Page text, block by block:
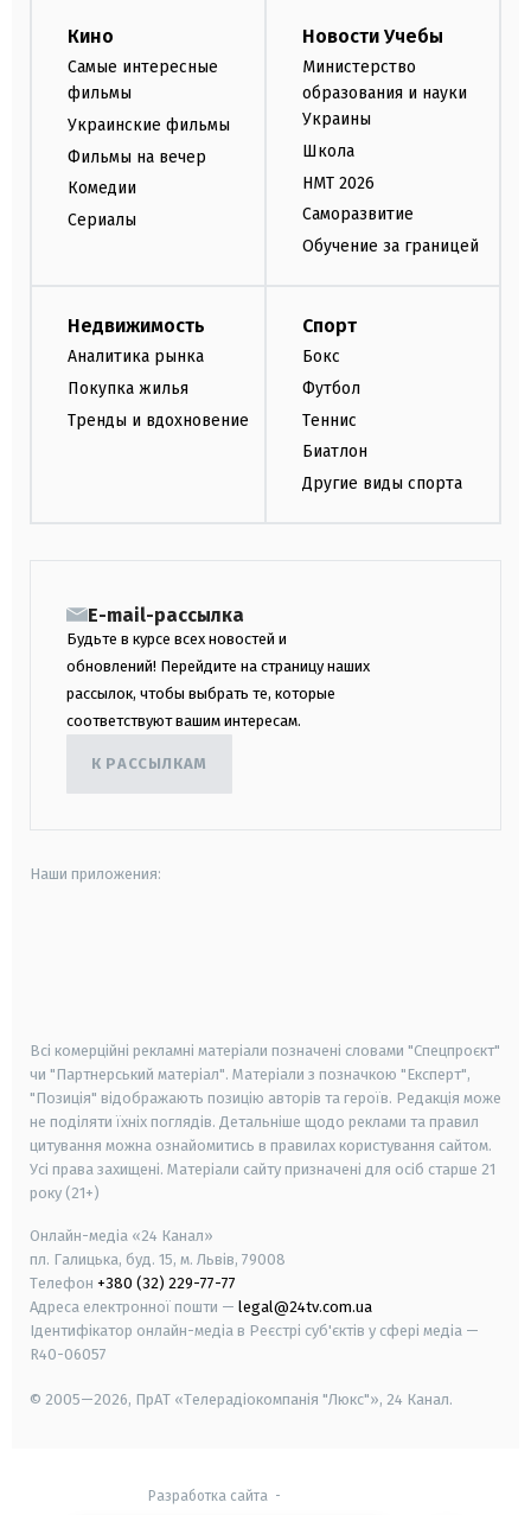
Кино
Самые интересные
фильмы
Украинские фильмы
Фильмы на вечер
Комедии
Сериалы
Новости Учебы
Министерство
образования и науки
Украины
Школа
НМТ 2026
Саморазвитие
Обучение за границей
Недвижимость
Аналитика рынка
Покупка жилья
Тренды и вдохновение
Спорт
Бокс
Футбол
Теннис
Биатлон
Другие виды спорта
E-mail-рассылка
Будьте в курсе всех новостей и
обновлений! Перейдите на страницу наших
рассылок, чтобы выбрать те, которые
соответствуют вашим интересам.
К РАССЫЛКАМ
Наши приложения:
Всі комерційні рекламні матеріали позначені словами "Спецпроєкт"
чи "Партнерський матеріал". Матеріали з позначкою "Експерт",
"Позиція" відображають позицію авторів та героїв. Редакція може
не поділяти їхніх поглядів. Детальніше щодо реклами та правил
цитування можна ознайомитись в правилах користування сайтом.
Усі права захищені. Матеріали сайту призначені для осіб старше 21
року (21+)
Онлайн-медіа «24 Канал»
пл. Галицька, буд. 15, м. Львів, 79008
Телефон +380 (32) 229-77-77
Адреса електронної пошти — legal@24tv.com.ua
Ідентифікатор онлайн-медіа в Реєстрі суб'єктів у сфері медіа —
R40-06057
© 2005—2026, ПрАТ «Телерадіокомпанія "Люкс"», 24 Канал.
Разработка сайта -